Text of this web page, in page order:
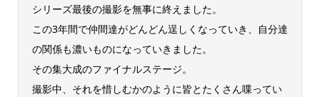
シリーズ最後の撮影を無事に終えました。
この3年間で仲間達がどんどん逞しくなっていき、自分達
の関係も濃いものになっていきました。
その集大成のファイナルステージ。
撮影中、それを惜しむかのように皆とたくさん喋ってい